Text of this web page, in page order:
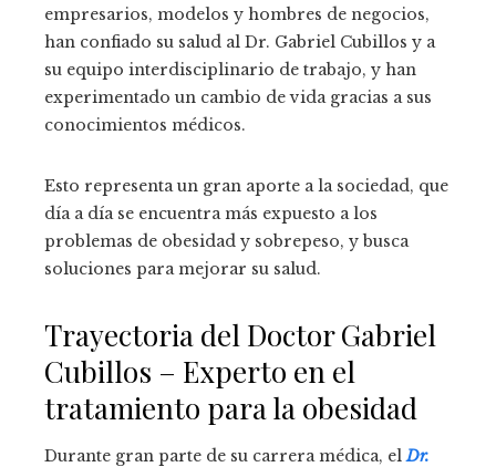
empresarios, modelos y hombres de negocios,
han confiado su salud al Dr. Gabriel Cubillos y a
su equipo interdisciplinario de trabajo, y han
experimentado un cambio de vida gracias a sus
conocimientos médicos.
Esto representa un gran aporte a la sociedad, que
día a día se encuentra más expuesto a los
problemas de obesidad y sobrepeso, y busca
soluciones para mejorar su salud.
Trayectoria del Doctor Gabriel
Cubillos – Experto en el
tratamiento para la obesidad
Durante gran parte de su carrera médica, elDr.